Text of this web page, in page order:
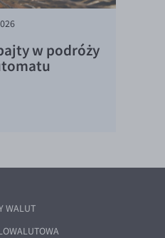
w podróży
WALUT